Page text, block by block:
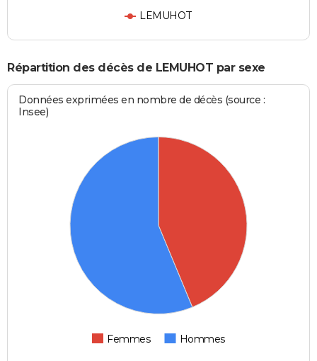
LEMUHOT
Répartition des décès de LEMUHOT par sexe
Données exprimées en nombre de décès (source :
Insee)
Femmes Hommes